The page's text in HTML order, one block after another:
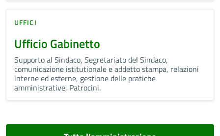
UFFICI
Ufficio Gabinetto
Supporto al Sindaco, Segretariato del Sindaco,
comunicazione istitutionale e addetto stampa, relazioni
interne ed esterne, gestione delle pratiche
amministrative, Patrocini.